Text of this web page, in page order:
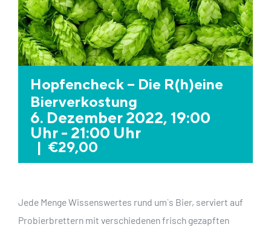
Hopfencheck – Die R(h)eine
Bierverkostung
6. Dezember 2022, 19:00
Uhr- 21:00 Uhr
| €29,00
Jede Menge Wissenswertes rund um`s Bier, serviert auf
Probierbrettern mit verschiedenen frisch gezapften